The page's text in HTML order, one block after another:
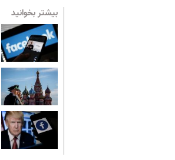
بیشتر بخوانید